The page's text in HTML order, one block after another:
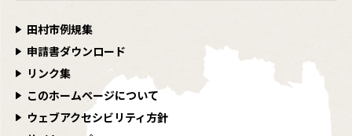
田村市例規集
申請書ダウンロード
リンク集
このホームページについて
ウェブアクセシビリティ方針